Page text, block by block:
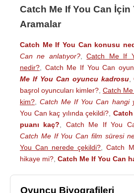
Catch Me If You Can İçin
Aramalar
Catch Me If You Can konusu
Can ne anlatıyor?,Catch Me If
nedir?
Catch Me If You Can
Me If You Can oyuncu kadrosu,
başrol oyuncuları kimler? Catch
kim? ,Catch Me If You Can hangi
You Can kaç yılında çekildi? ,
puanı kaç?
Catch Me If You
Catch Me If You Can film süresi
You Can nerede çekildi? ,Catch
hikaye mi? Catch Me If You Can
Oyuncu Biyografileri